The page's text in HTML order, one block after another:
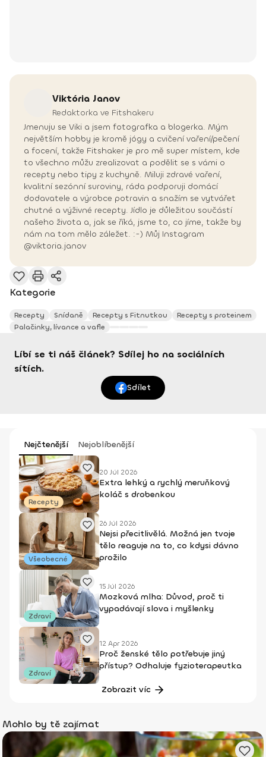
Viktória Janov
Redaktorka ve Fitshakeru
Jmenuju se Viki a jsem fotografka a blogerka. Mým
největším hobby je kromě jógy a cvičení vaření/pečení
a focení, takže Fitshaker je pro mě super místem, kde
to všechno můžu zrealizovat a podělit se s vámi o
recepty nebo tipy z kuchyně. Miluji zdravé vaření,
kvalitní sezónní suroviny, ráda podporuji domácí
dodavatele a výrobce potravin a snažím se vytvářet
chutné a výživné recepty. Jídlo je důležitou součástí
našeho života a, jak se říká, jsme to, co jíme, takže by
nám na tom mělo záležet. :-) Můj Instagram
@viktoria.janov
Kategorie
Recepty Snídaně Recepty s Fitnutkou
Recepty s proteinem
Palačinky, lívance a vafle
Líbí se ti náš článek? Sdílej ho na sociálních
sítích.
Sdílet
Nejčtenější Nejoblíbenější
Recepty
20 Júl 2026
Extra lehký a rychlý meruňkový
koláč s drobenkou
Všeobecné
26 Júl 2026
Nejsi přecitlivělá. Možná jen tvoje
tělo reaguje na to, co kdysi dávno
prožilo
Zdraví
15 Júl 2026
Mozková mlha: Důvod, proč ti
vypadávají slova i myšlenky
Zdraví
12 Apr 2026
Proč ženské tělo potřebuje jiný
přístup? Odhaluje fyzioterapeutka
Zobrazit víc
Mohlo by tě zajímat